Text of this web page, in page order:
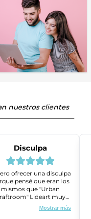
nuestros clientes
Disculpa
ofrecer una disculpa
pensé que eran los
mismos que "Urban
Lideart muy
me ayudaron a
un problema que
Mostrar más